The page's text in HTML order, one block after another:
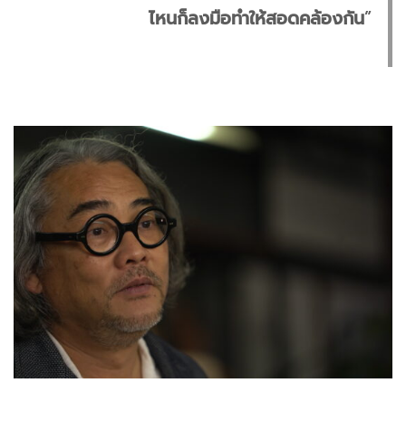
ไหนก็ลงมือทำให้สอดคล้องกัน”